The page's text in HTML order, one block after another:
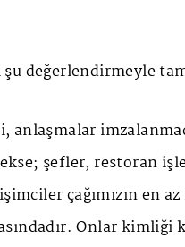
şu değerlendirmeyle
anlaşmalar
şefler, restoran
çağımızın en
Onlar kimliği